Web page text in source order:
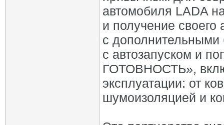
автомобиля LADA
и получение
с
с автозапуском и
ГОТОВНОСТЬ»,
эксплуатации: от
шумоизоляцией и